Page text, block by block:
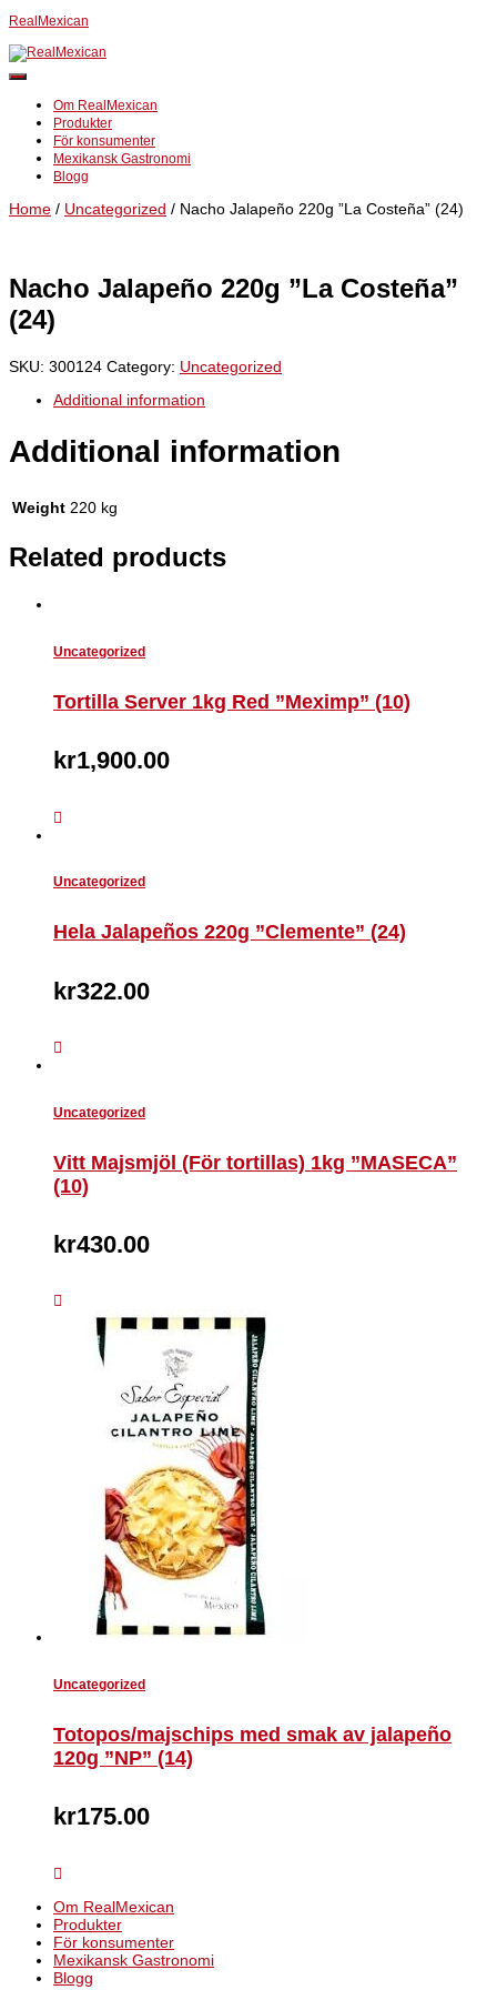
RealMexican
Slå
på/av
navigering
Om RealMexican
Produkter
För konsumenter
Mexikansk Gastronomi
Blogg
Home / Uncategorized / Nacho Jalapeño 220g ”La Costeña” (24)
Nacho Jalapeño 220g ”La Costeña”
(24)
SKU: 300124 Category: Uncategorized
Additional information
Additional information
Weight 220 kg
Related products
Uncategorized
Tortilla Server 1kg Red ”Meximp” (10)
kr1,900.00
Uncategorized
Hela Jalapeños 220g ”Clemente” (24)
kr322.00
Uncategorized
Vitt Majsmjöl (För tortillas) 1kg ”MASECA”
(10)
kr430.00
Uncategorized
Totopos/majschips med smak av jalapeño
120g ”NP” (14)
kr175.00
Om RealMexican
Produkter
För konsumenter
Mexikansk Gastronomi
Blogg